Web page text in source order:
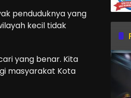
penduduknya yang
kecil tidak
yang benar. Kita
masyarakat Kota